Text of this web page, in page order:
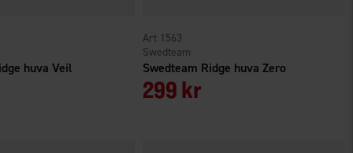
huva Veil Swedteam Ridge huva Zero
Swedteam
1563
299 kr